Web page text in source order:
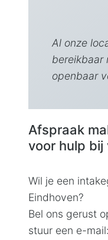
Al onze
bereikbaar
openbaar
Afspraak
voor hulp bij
Wil je een
Eindhoven?
Bel ons gerust
stuur een e-mail: